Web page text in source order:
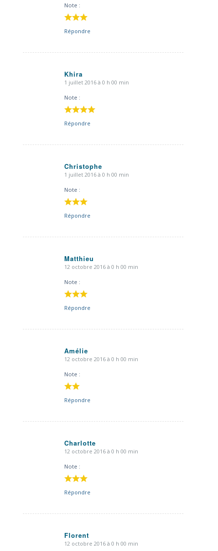
Note :
Répondre
Khira
dit
1 juillet 2016 à 0 h 00 min
Note :
Répondre
Christophe
dit
1 juillet 2016 à 0 h 00 min
Note :
Répondre
Matthieu
dit
12 octobre 2016 à 0 h 00 min
Note :
Répondre
Amélie
dit
12 octobre 2016 à 0 h 00 min
Note :
Répondre
Charlotte
dit
12 octobre 2016 à 0 h 00 min
Note :
Répondre
Florent
dit
12 octobre 2016 à 0 h 00 min